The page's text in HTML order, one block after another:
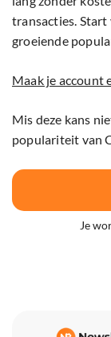
transacties. Start
groeiende
Maak je account
Mis deze kans
populariteit van
Je